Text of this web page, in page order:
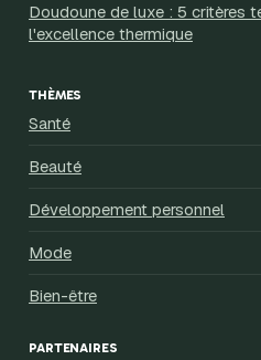
Doudoune de luxe : 5 critères
l'excellence thermique
THÈMES
Santé
Beauté
Développement personnel
Mode
Bien-être
PARTENAIRES